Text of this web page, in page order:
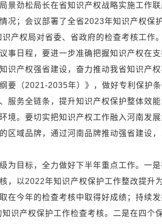
劲松局长在省知识产权战略实施工作联
况；会议部署了全省2023年知识产权保
产权局对省委、省政府的检查考核工作。
日程，要进一步准确把握知识产权在支
产权强省建设，奋力推动我省知识产权
（2021-2035年）》，做好专利保护条
服务全链条，提升知识产权保护整体效
境。要切实把知识产权工作融入河南发
区域品牌，通过河南品牌推动强省建设
目标，全力做好下半年重点工作。一是
，以2022年知识产权保护工作整改提升
在今年的检查考核中取得好成绩；持续
识产权保护工作检查考核。二是在四个